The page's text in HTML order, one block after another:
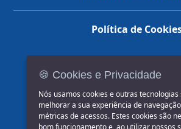
Política de
🍪 Cookies e Privacidade
Nós usamos cookies e outras
melhorar a sua experiência de
métricas de acessos. Estes cookies são
bom funcionamento e, ao utilizar nossos